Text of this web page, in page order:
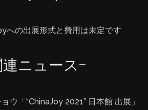
への出展形式と費用は未定です
連ニュース=
ウ「“ChinaJoy 2021” 日本館 出展」